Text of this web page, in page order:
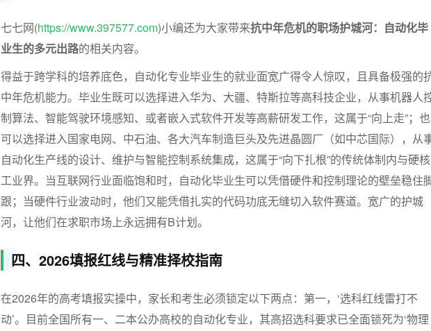
七七网(https://www.397577.com)小编还为大家带来抗中年危机的职场护城河：自动化毕
业生的多元出路的相关内容。
得益于跨学科的培养底色，自动化专业毕业生的就业面宽广得令人惊叹，且具备极强的
中年危机能力。毕业生既可以选择进入华为、大疆、特斯拉等高科技企业，从事机器人
制算法、智能驾驶环境感知、或者嵌入式软件开发等高薪研发工作，这属于“向上走”；也
可以选择进入国家电网、中石油、各大汽车制造巨头及先进晶圆厂（如中芯国际），从
自动化生产线的设计、维护与智能控制系统集成，这属于“向下扎根”的传统体制内与硬核
工业界。当互联网行业面临饱和时，自动化毕业生可以凭借硬件和控制理论的壁垒稳住
跟；当硬件行业波动时，他们又能凭借扎实的代码功底无缝切入软件赛道。宽广的护城
河，让他们在求职市场上永远拥有B计划。
四、2026填报红线与精准择校指南
在2026年的高考填报实操中，家长和考生必须锁定以下两点：第一，‘选科红线雷打不
动’。目前全国所有一、二本公办高校的自动化专业，其高招选科要求已全面锁死为‘物理